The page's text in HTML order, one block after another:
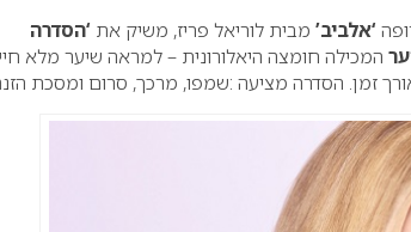
‘אלביב’ מבית לוריאל פריז, משיק את ‘הסדרה
המכילה חומצה היאלורונית – למראה שיער מלא
זמן. הסדרה מציעה :שמפו, מרכך, סרום ומסכת